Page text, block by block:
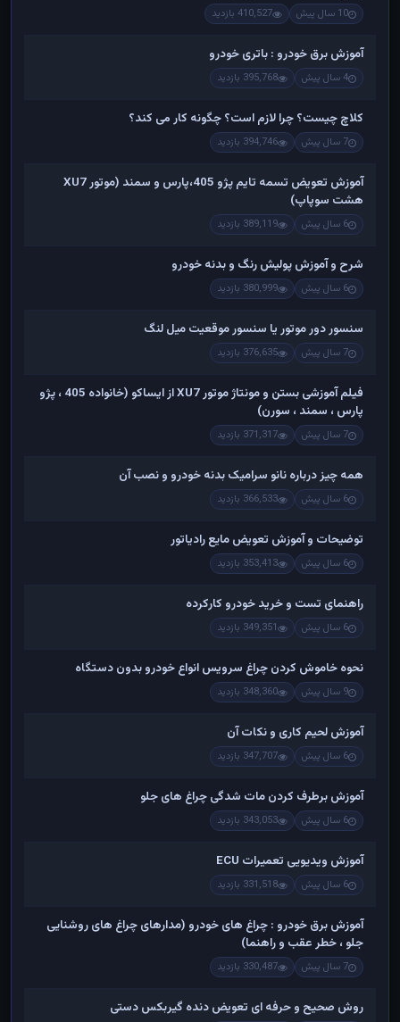
10 سال پیش 410,527 بازدید
آموزش برق خودرو : باتری خودرو
4 سال پیش 395,768 بازدید
کلاچ چیست؟ چرا لازم است؟ چگونه کار می کند؟
7 سال پیش 394,746 بازدید
آموزش تعویض تسمه تایم پژو 405،پارس و سمند (موتور XU7
هشت سوپاپ)
6 سال پیش 389,119 بازدید
شرح و آموزش پولیش رنگ و بدنه خودرو
6 سال پیش 380,999 بازدید
سنسور دور موتور یا سنسور موقعیت میل لنگ
7 سال پیش 376,635 بازدید
فیلم آموزشی بستن و مونتاژ موتور XU7 از ایساکو (خانواده 405 ، پژو
پارس ، سمند ، سورن)
7 سال پیش 371,317 بازدید
همه چیز درباره نانو سرامیک بدنه خودرو و نصب آن
6 سال پیش 366,533 بازدید
توضیحات و آموزش تعویض مایع رادیاتور
6 سال پیش 353,413 بازدید
راهنمای تست و خريد خودرو کارکرده
6 سال پیش 349,351 بازدید
نحوه خاموش کردن چراغ سرویس انواع خودرو بدون دستگاه
9 سال پیش 348,360 بازدید
آموزش لحیم کاری و نکات آن
6 سال پیش 347,707 بازدید
آموزش برطرف کردن مات شدگی چراغ های جلو
6 سال پیش 343,053 بازدید
آموزش ویدیویی تعمیرات ECU
6 سال پیش 331,518 بازدید
آموزش برق خودرو : چراغ های خودرو (مدارهای چراغ های روشنایی
جلو ، خطر عقب و راهنما)
7 سال پیش 330,487 بازدید
روش صحیح و حرفه ای تعویض دنده گیربکس دستی